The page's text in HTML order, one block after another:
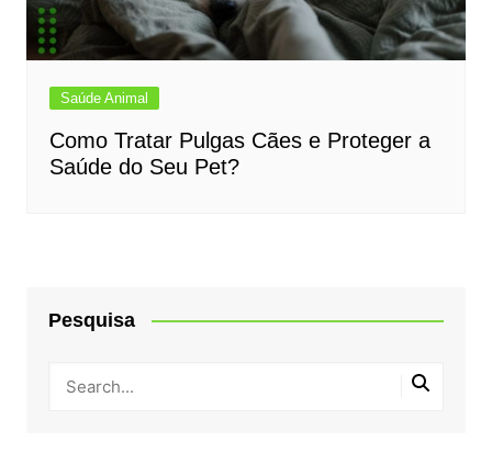
Saúde Animal
Como Tratar Pulgas Cães e Proteger a
Saúde do Seu Pet?
Pesquisa